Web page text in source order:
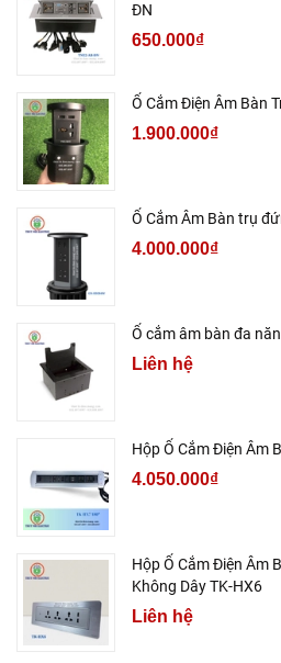
ĐN
650.000₫
Ổ Cắm Điện Âm Bàn
1.900.000₫
Ổ Cắm Âm Bàn trụ
4.000.000₫
Ổ cắm âm bàn đa
Liên hệ
Hộp Ổ Cắm Điện Âm
4.050.000₫
Hộp Ổ Cắm Điện Âm
Không Dây TK-HX6
Liên hệ